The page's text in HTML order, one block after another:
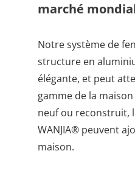
marché
Notre système de
structure en
élégante, et peut
gamme de la
neuf ou reconstruit,
WANJIA® peuvent
maison.